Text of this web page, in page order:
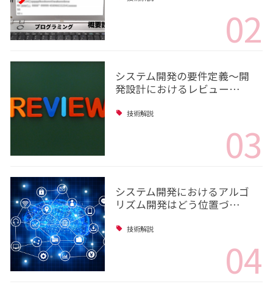
02
システム開発の要件定義～開
発設計におけるレビュー…
技術解説
03
システム開発におけるアルゴ
リズム開発はどう位置づ…
技術解説
04